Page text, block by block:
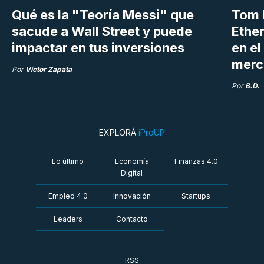
Qué es la "Teoría Messi" que
sacude a Wall Street y puede
impactar en tus inversiones
Por Víctor Zapata
Tom
en
Por B.D.
EXPLORÁ iProUP
Lo último
Economía
Digital
Finanzas 4.0
Empleo 4.0 Innovación Startups
Leaders Contacto
RSS